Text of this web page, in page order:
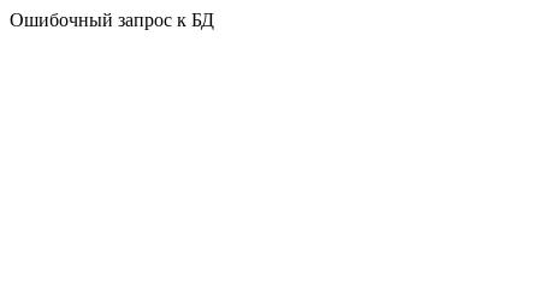
Ошибочный запрос к БД